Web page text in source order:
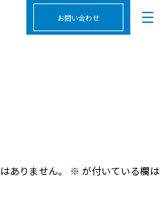
お問い合わせ
ありません。 ※ が付いている欄は